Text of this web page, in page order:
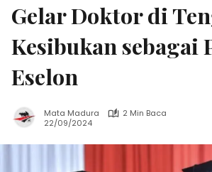
Gelar Doktor di
Kesibukan sebagai
Eselon
Mata Madura
2 Min Baca
22/09/2024